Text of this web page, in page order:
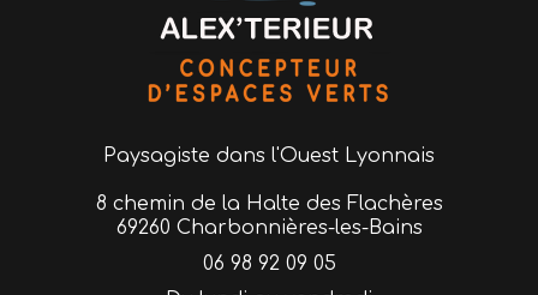
Paysagiste dans l'Ouest Lyonnais
8 chemin de la Halte des Flachères
69260 Charbonnières-les-Bains
06 98 92 09 05